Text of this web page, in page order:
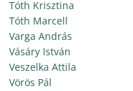
Tóth Krisztina
Tóth Marcell
Varga András
Vásáry István
Veszelka Attila
Vörös Pál